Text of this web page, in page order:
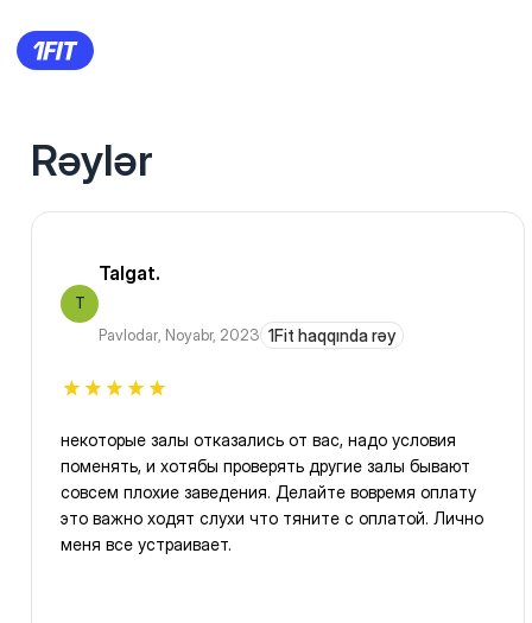
Rəylər
T
Talgat.
Pavlodar, Noyabr, 2023 1Fit haqqında rəy
некоторые залы отказались от вас, надо условия
поменять, и хотябы проверять другие залы бывают
совсем плохие заведения. Делайте вовремя оплату
это важно ходят слухи что тяните с оплатой. Лично
меня все устраивает.